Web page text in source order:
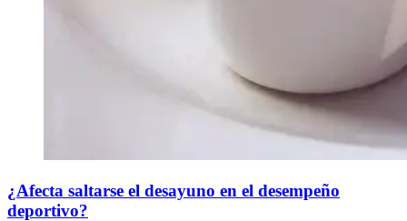
​¿Afecta saltarse el desayuno en el desempeño
deportivo?